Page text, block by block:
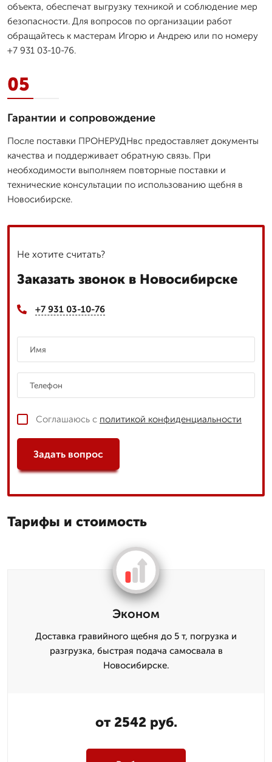
объекта, обеспечат выгрузку техникой и соблюдение мер
безопасности. Для вопросов по организации работ
обращайтесь к мастерам Игорю и Андрею или по номеру
+7 931 03-10-76.
05
Гарантии и сопровождение
После поставки ПРОНЕРУДНвс предоставляет документы
качества и поддерживает обратную связь. При
необходимости выполняем повторные поставки и
технические консультации по использованию щебня в
Новосибирске.
Не хотите считать?
Заказать звонок в Новосибирске
+7 931 03-10-76
Соглашаюсь с политикой конфиденциальности
Задать вопрос
Тарифы и стоимость
Эконом
Доставка гравийного щебня до 5 т, погрузка и
разгрузка, быстрая подача самосвала в
Новосибирске.
от 2542 руб.